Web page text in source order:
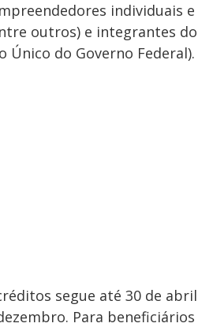
individuais e
outros) e integrantes do
Único do Governo Federal).
segue até 30 de abril
Para beneficiários